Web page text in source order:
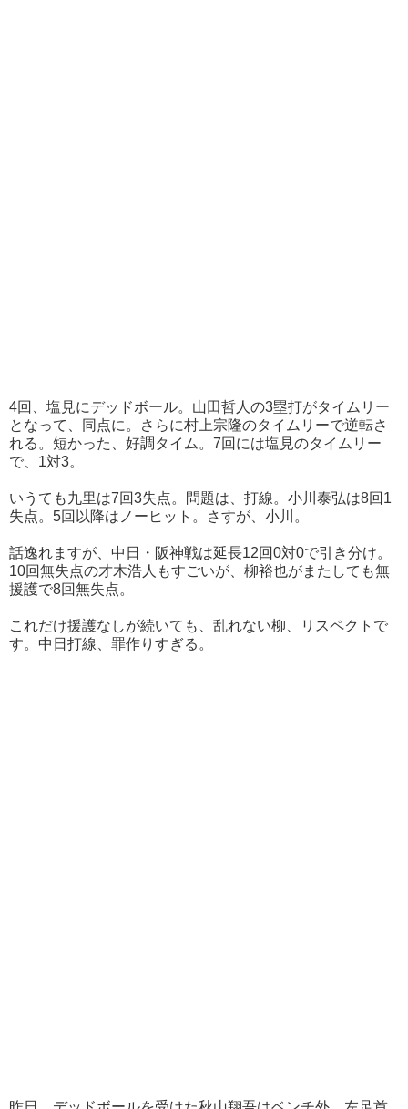
4回、塩見にデッドボール。山田哲人の3塁打がタイムリー
となって、同点に。さらに村上宗隆のタイムリーで逆転さ
れる。短かった、好調タイム。7回には塩見のタイムリー
で、1対3。
いうても九里は7回3失点。問題は、打線。小川泰弘は8回1
失点。5回以降はノーヒット。さすが、小川。
話逸れますが、中日・阪神戦は延長12回0対0で引き分け。
10回無失点の才木浩人もすごいが、柳裕也がまたしても無
援護で8回無失点。
これだけ援護なしが続いても、乱れない柳、リスペクトで
す。中日打線、罪作りすぎる。